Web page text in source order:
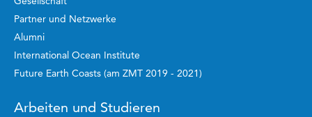
Partner und Netzwerke
Alumni
International Ocean Institute
Future Earth Coasts (am ZMT 2019 - 2021)
Arbeiten und Studieren